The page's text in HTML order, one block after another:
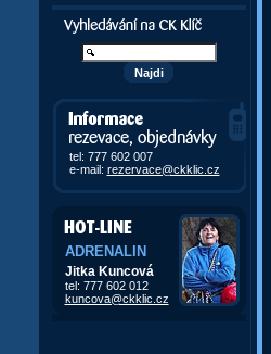
Vyhledávání kurzů a akcí
Informace, rezervace,
objedávky
tel: 777 602 007
e-mail: rezervace@ckklic.cz
ADRENALIN
Jitka Kuncová
tel: 777 602 012
kuncova@ckklic.cz